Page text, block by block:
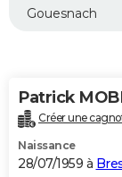
WEEK-END
Alimentation
Guide de la santé
Maladies
Médicaments
Sommeil
VOYAGE
Destinations
City break
Voyage nature
Voyage de noces
Forum
Climat
+PHOTO
Patrick
Créer une
Naissance
28/07/1959 à